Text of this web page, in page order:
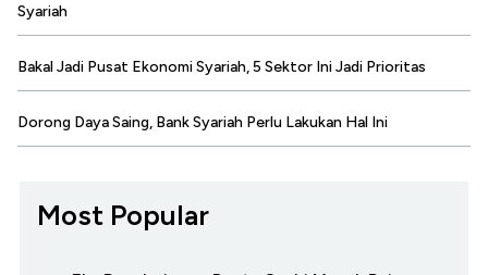
Syariah
Bakal Jadi Pusat Ekonomi Syariah, 5 Sektor Ini Jadi Prioritas
Dorong Daya Saing, Bank Syariah Perlu Lakukan Hal Ini
Most Popular